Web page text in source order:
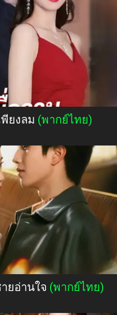
ยงลม (พากย์ไทย)
ยอ่านใจ (พากย์ไทย)